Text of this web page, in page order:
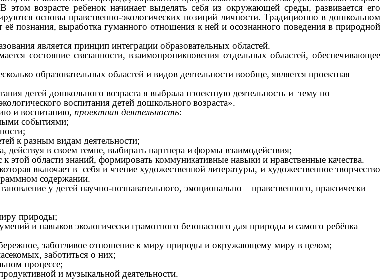
возрасте ребенок начинает выделять себя из окружающей среды, развивается его
основы нравственно-экологических позиций личности. Традиционно в дошкольном
познания, выработка гуманного отношения к ней и осознанного поведения в природной
является принцип интеграции образовательных областей.
состояние связанности, взаимопроникновения отдельных областей, обеспечивающее
образовательных областей и видов деятельности вообще, является проектная
детей дошкольного возраста я выбрала проектную деятельность и тему по
воспитания детей дошкольного возраста».
и воспитанию, проектная деятельность:
событиями;
к разным видам деятельности;
действуя в своем темпе, выбирать партнера и формы взаимодействия;
к этой области знаний, формировать коммуникативные навыки и нравственные качества.
включает в себя и чтение художественной литературы, и художественное творчество
содержании.
у детей научно-познавательного, эмоционально – нравственного, практически –
природы;
и навыков экологически грамотного безопасного для природы и самого ребёнка
заботливое отношение к миру природы и окружающему миру в целом;
заботиться о них;
процессе;
и музыкальной деятельности.